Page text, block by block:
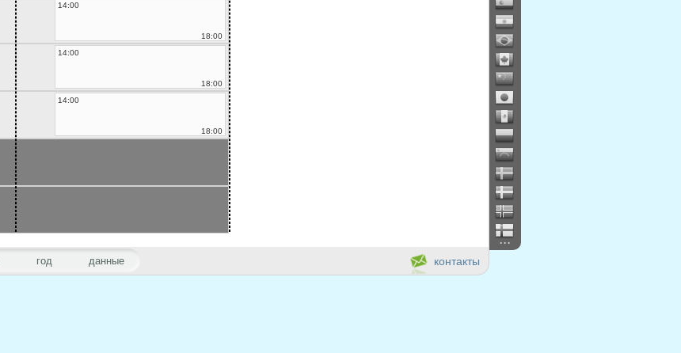
...
контакты
год данные
14:00
18:00
14:00
18:00
14:00
18:00